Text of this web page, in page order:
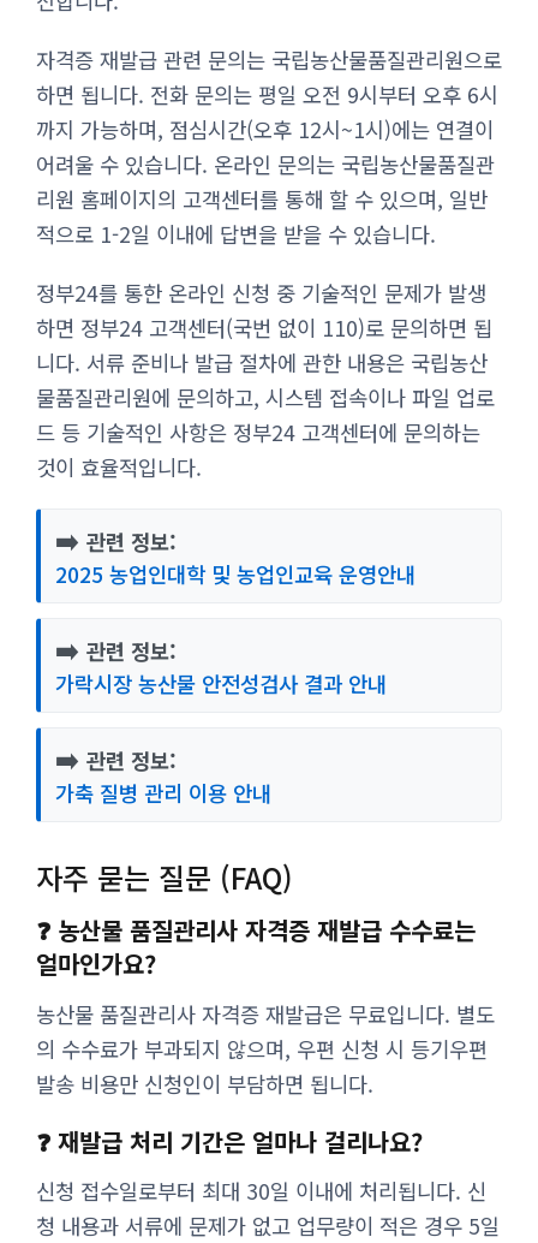
자격증 재발급 관련 문의는 국립농산물품질관리원으로
하면 됩니다. 전화 문의는 평일 오전 9시부터 오후 6시
까지 가능하며, 점심시간(오후 12시~1시)에는 연결이
어려울 수 있습니다. 온라인 문의는 국립농산물품질관
리원 홈페이지의 고객센터를 통해 할 수 있으며, 일반
적으로 1-2일 이내에 답변을 받을 수 있습니다.
정부24를 통한 온라인 신청 중 기술적인 문제가 발생
하면 정부24 고객센터(국번 없이 110)로 문의하면 됩
니다. 서류 준비나 발급 절차에 관한 내용은 국립농산
물품질관리원에 문의하고, 시스템 접속이나 파일 업로
드 등 기술적인 사항은 정부24 고객센터에 문의하는
것이 효율적입니다.
➡️ 관련 정보:
2025 농업인대학 및 농업인교육 운영안내
➡️ 관련 정보:
가락시장 농산물 안전성검사 결과 안내
➡️ 관련 정보:
가축 질병 관리 이용 안내
자주 묻는 질문 (FAQ)
❓ 농산물 품질관리사 자격증 재발급 수수료는
얼마인가요?
농산물 품질관리사 자격증 재발급은 무료입니다. 별도
의 수수료가 부과되지 않으며, 우편 신청 시 등기우편
발송 비용만 신청인이 부담하면 됩니다.
❓ 재발급 처리 기간은 얼마나 걸리나요?
신청 접수일로부터 최대 30일 이내에 처리됩니다. 신
청 내용과 서류에 문제가 없고 업무량이 적은 경우 5일